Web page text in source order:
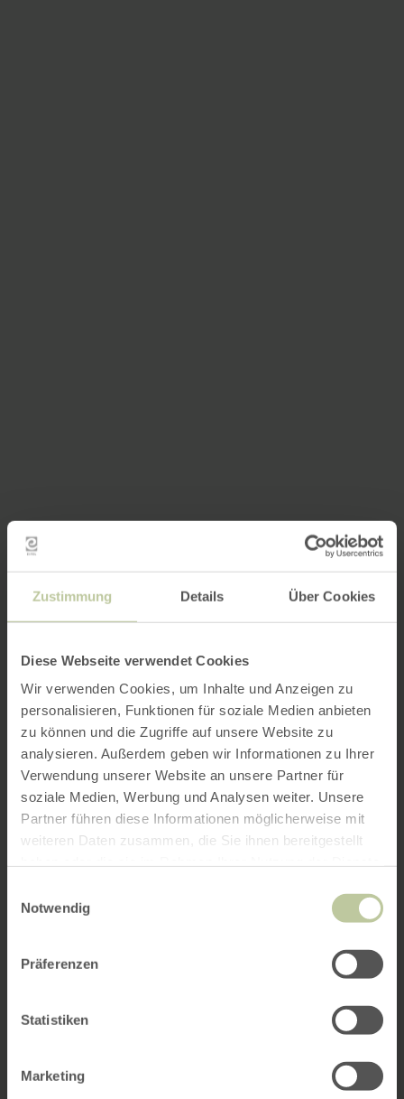
Zustimmung Details Über Cookies
Diese Webseite verwendet Cookies
Wir verwenden Cookies, um Inhalte und Anzeigen zu
personalisieren, Funktionen für soziale Medien anbieten
zu können und die Zugriffe auf unsere Website zu
analysieren. Außerdem geben wir Informationen zu Ihrer
Verwendung unserer Website an unsere Partner für
soziale Medien, Werbung und Analysen weiter. Unsere
Partner führen diese Informationen möglicherweise mit
weiteren Daten zusammen, die Sie ihnen bereitgestellt
Notwendig
Präferenzen
Statistiken
Marketing